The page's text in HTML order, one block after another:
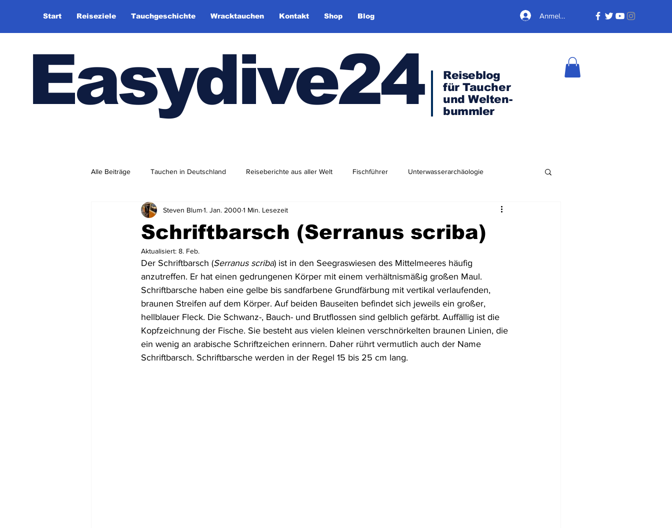
Start Reiseziele Tauchgeschichte Wracktauchen Kontakt Shop Blog Anmelden
Easydive24
Reiseblog
für Taucher
und Welten-
bummler
Alle Beiträge Tauchen in Deutschland Reiseberichte aus aller Welt Fischführer Unterwasserarchäologie
Tauchhistorie TauchsportklubAdlershof Arktis & Antarktis
Mittel- und Südamerika
Dominikanische Republik Schatztauchen Mexiko Kolumbien Puerto Rico US Virgin Islands
St. Lucia Dominica Schottland Jordanien Griechenland Vereinigte Arabische Emirate
Schriftbarsch (Serranus scriba)
Steven Blum1. Jan. 2000 1 Min. Lesezeit
Aktualisiert: 8. Feb.
Der Schriftbarsch (Serranus scriba) ist in den Seegraswiesen des Mittelmeeres häufig
anzutreffen. Er hat einen gedrungenen Körper mit einem verhältnismäßig großen Maul.
Schriftbarsche haben eine gelbe bis sandfarbene Grundfärbung mit vertikal verlaufenden,
braunen Streifen auf dem Körper. Auf beiden Bauseiten befindet sich jeweils ein großer,
hellblauer Fleck. Die Schwanz-, Bauch- und Brutflossen sind gelblich gefärbt. Auffällig ist die
Kopfzeichnung der Fische. Sie besteht aus vielen kleinen verschnörkelten braunen Linien, die
ein wenig an arabische Schriftzeichen erinnern. Daher rührt vermutlich auch der Name
Schriftbarsch. Schriftbarsche werden in der Regel 15 bis 25 cm lang.